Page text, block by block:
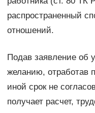
распространенный
отношений.
Подав заявление об
желанию, отработав
иной срок не
получает расчет,